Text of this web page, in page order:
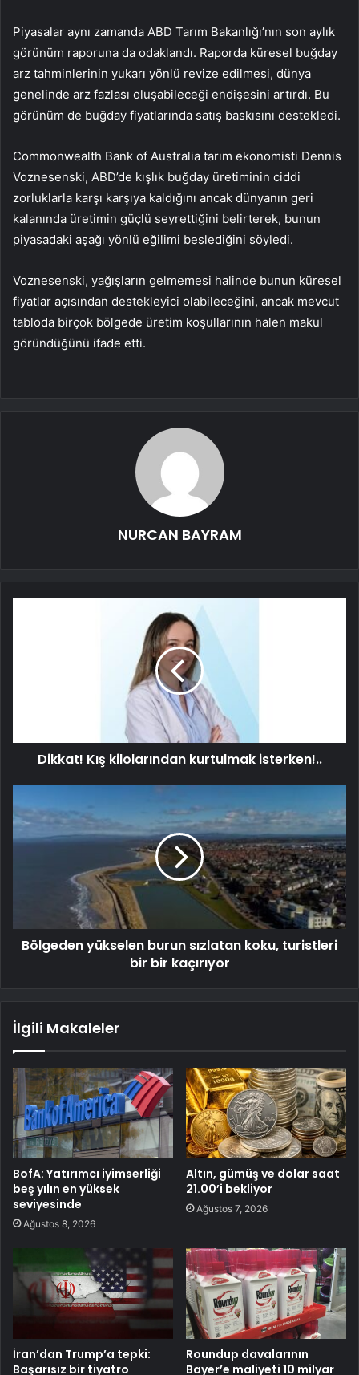
Piyasalar aynı zamanda ABD Tarım Bakanlığı’nın son aylık
görünüm raporuna da odaklandı. Raporda küresel buğday
arz tahminlerinin yukarı yönlü revize edilmesi, dünya
genelinde arz fazlası oluşabileceği endişesini artırdı. Bu
görünüm de buğday fiyatlarında satış baskısını destekledi.
Commonwealth Bank of Australia tarım ekonomisti Dennis
Voznesenski, ABD’de kışlık buğday üretiminin ciddi
zorluklarla karşı karşıya kaldığını ancak dünyanın geri
kalanında üretimin güçlü seyrettiğini belirterek, bunun
piyasadaki aşağı yönlü eğilimi beslediğini söyledi.
Voznesenski, yağışların gelmemesi halinde bunun küresel
fiyatlar açısından destekleyici olabileceğini, ancak mevcut
tabloda birçok bölgede üretim koşullarının halen makul
göründüğünü ifade etti.
NURCAN BAYRAM
Dikkat! Kış kilolarından kurtulmak isterken!..
Bölgeden yükselen burun sızlatan koku, turistleri
bir bir kaçırıyor
İlgili Makaleler
BofA: Yatırımcı iyimserliği
beş yılın en yüksek
seviyesinde
Ağustos 8, 2026
Altın, gümüş ve dolar saat
21.00’i bekliyor
Ağustos 7, 2026
İran’dan Trump’a tepki:
Başarısız bir tiyatro
Roundup davalarının
Bayer’e maliyeti 10 milyar